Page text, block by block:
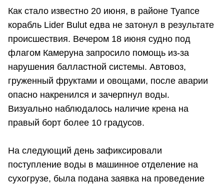
Как стало известно 20 июня, в районе Туапсе
корабль Lider Bulut едва не затонул в результате
происшествия. Вечером 18 июня судно под
флагом Камеруна запросило помощь из-за
нарушения балластной системы. Автовоз,
груженный фруктами и овощами, после аварии
опасно накренился и зачерпнул воды.
Визуально наблюдалось наличие крена на
правый борт более 10 градусов.
На следующий день зафиксировали
поступление воды в машинное отделение на
сухогрузе, была подана заявка на проведение